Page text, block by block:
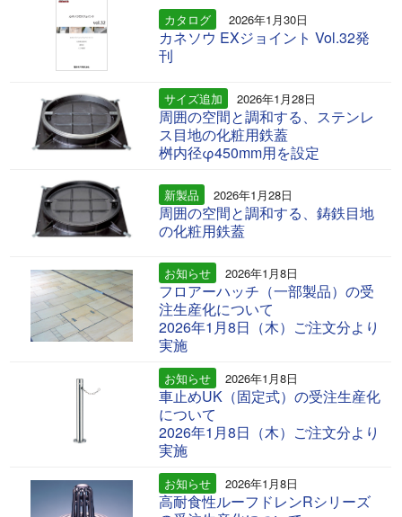
カタログ 2026年1月30日
カネソウ EXジョイント Vol.32発
刊
サイズ追加 2026年1月28日
周囲の空間と調和する、ステンレ
ス目地の化粧用鉄蓋
桝内径φ450mm用を設定
新製品 2026年1月28日
周囲の空間と調和する、鋳鉄目地
の化粧用鉄蓋
お知らせ 2026年1月8日
フロアーハッチ（一部製品）の受
注生産化について
2026年1月8日（木）ご注文分より
実施
お知らせ 2026年1月8日
車止めUK（固定式）の受注生産化
について
2026年1月8日（木）ご注文分より
実施
お知らせ 2026年1月8日
高耐食性ルーフドレンRシリーズ